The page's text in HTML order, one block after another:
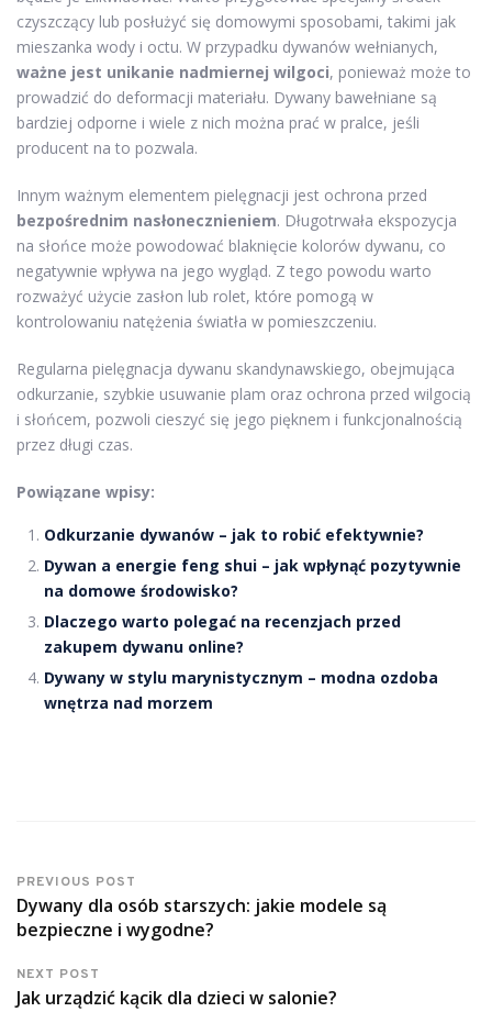
czyszczący lub posłużyć się domowymi sposobami, takimi jak
mieszanka wody i octu. W przypadku dywanów wełnianych,
ważne jest unikanie nadmiernej wilgoci, ponieważ może to
prowadzić do deformacji materiału. Dywany bawełniane są
bardziej odporne i wiele z nich można prać w pralce, jeśli
producent na to pozwala.
Innym ważnym elementem pielęgnacji jest ochrona przed
bezpośrednim nasłonecznieniem. Długotrwała ekspozycja
na słońce może powodować blaknięcie kolorów dywanu, co
negatywnie wpływa na jego wygląd. Z tego powodu warto
rozważyć użycie zasłon lub rolet, które pomogą w
kontrolowaniu natężenia światła w pomieszczeniu.
Regularna pielęgnacja dywanu skandynawskiego, obejmująca
odkurzanie, szybkie usuwanie plam oraz ochrona przed wilgocią
i słońcem, pozwoli cieszyć się jego pięknem i funkcjonalnością
przez długi czas.
Powiązane wpisy:
Odkurzanie dywanów – jak to robić efektywnie?
Dywan a energie feng shui – jak wpłynąć pozytywnie
na domowe środowisko?
Dlaczego warto polegać na recenzjach przed
zakupem dywanu online?
Dywany w stylu marynistycznym – modna ozdoba
wnętrza nad morzem
PREVIOUS POST
Dywany dla osób starszych: jakie modele są
bezpieczne i wygodne?
NEXT POST
Jak urządzić kącik dla dzieci w salonie?